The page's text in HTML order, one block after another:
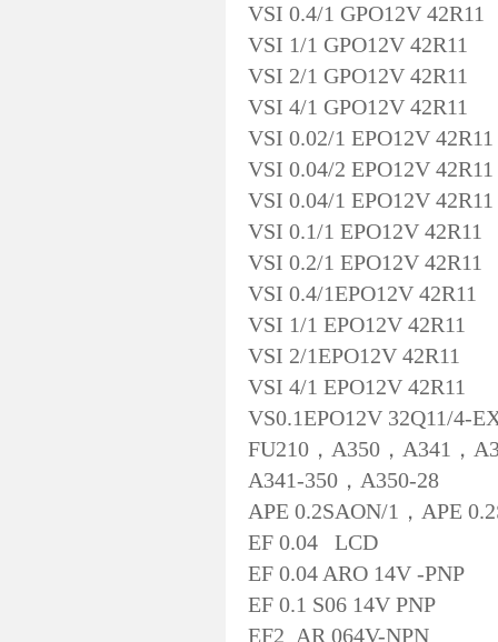
VSI 0.4/1 GPO12V 42R11
VSI 1/1 GPO12V 42R11
VSI 2/1 GPO12V 42R11
VSI 4/1 GPO12V 42R11
VSI 0.02/1 EPO12V 42R11
VSI 0.04/2 EPO12V 42R11
VSI 0.04/1 EPO12V 42R11
VSI 0.1/1 EPO12V 42R11
VSI 0.2/1 EPO12V 42R11
VSI 0.4/1EPO12V 42R11
VSI 1/1 EPO12V 42R11
VSI 2/1EPO12V 42R11
VSI 4/1 EPO12V 42R11
VS0.1EPO12V 32Q11/4-
FU210，A350，A341，
A341-350，A350-28
APE 0.2SAON/1，APE
EF 0.04 LCD
EF 0.04 ARO 14V -PNP
EF 0.1 S06 14V PNP
EF2 AR 064V-NPN